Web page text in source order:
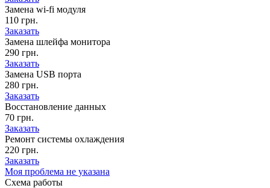
Замена wi-fi модуля
110 грн.
Заказать
Замена шлейфа монитора
290 грн.
Заказать
Замена USB порта
280 грн.
Заказать
Восстановление данных
70 грн.
Заказать
Ремонт системы охлаждения
220 грн.
Заказать
Моя проблема не указана
Схема работы